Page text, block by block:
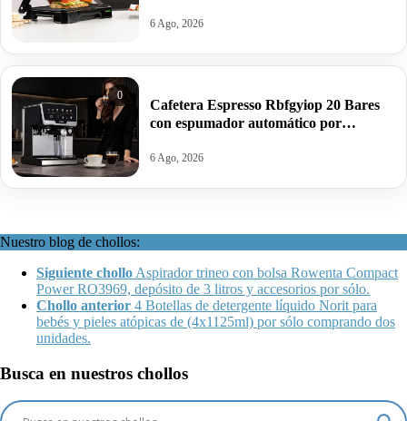
6 Ago, 2026
0
Cafetera Espresso Rbfgyiop 20 Bares
con espumador automático por
6 Ago, 2026
Nuestro blog de chollos:
Siguiente chollo Aspirador trineo con bolsa Rowenta Compact
Power RO3969, depósito de 3 litros y accesorios por sólo.
Chollo anterior 4 Botellas de detergente líquido Norit para
bebés y pieles atópicas de (4x1125ml) por sólo comprando dos
unidades.
Busca en nuestros chollos